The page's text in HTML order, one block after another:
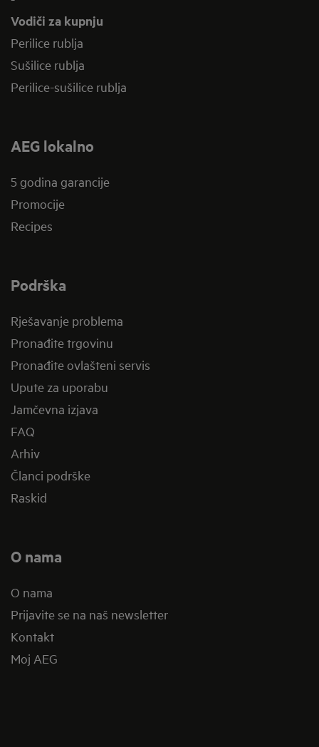
Vodiči za kupnju
Perilice rublja
Sušilice rublja
Perilice-sušilice rublja
AEG lokalno
5 godina garancije
Promocije
Recipes
Podrška
Rješavanje problema
Pronađite trgovinu
Pronađite ovlašteni servis
Upute za uporabu
Jamčevna izjava
FAQ
Arhiv
Članci podrške
Raskid
O nama
O nama
Prijavite se na naš newsletter
Kontakt
Moj AEG